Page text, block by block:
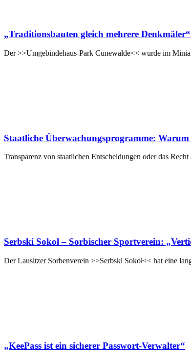
„Traditionsbauten gleich mehrere
Der >>Umgebindehaus-Park Cunewalde<< wurde im
Staatliche Überwachungsprogramme:
Transparenz von staatlichen Entscheidungen oder das
Serbski Sokoł – Sorbischer Sportverein:
Der Lausitzer Sorbenverein >>Serbski Sokoł<< hat eine
„KeePass ist ein sicherer Passwort-Verwalter“